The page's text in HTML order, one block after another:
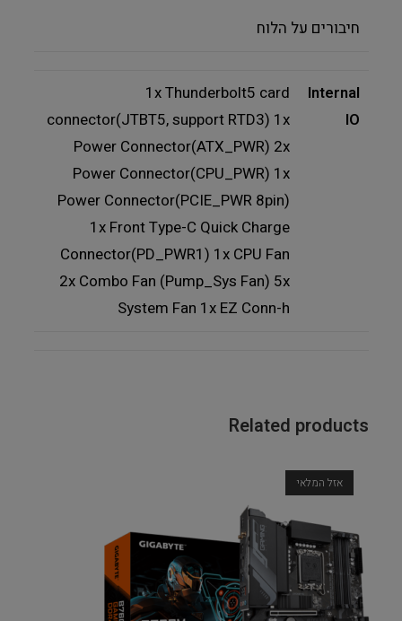
חיבורים על הלוח
Internal
IO
1x Thunderbolt5 card
connector(JTBT5, support RTD3) 1x
Power Connector(ATX_PWR) 2x
Power Connector(CPU_PWR) 1x
Power Connector(PCIE_PWR 8pin)
1x Front Type-C Quick Charge
Connector(PD_PWR1) 1x CPU Fan
2x Combo Fan (Pump_Sys Fan) 5x
System Fan 1x EZ Conn-h
Related products
אזל המלאי